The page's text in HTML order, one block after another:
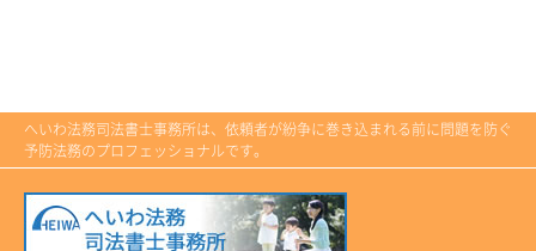
へいわ法務司法書士事務所は、依頼者が紛争に巻き込まれる前に問題を防ぐ
予防法務のプロフェッショナルです。